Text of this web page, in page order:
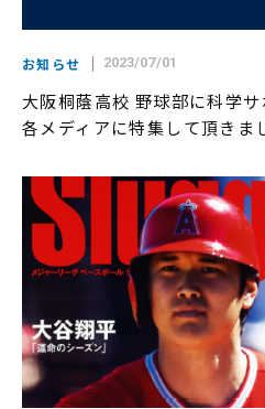
お知らせ 2023/07/01
大阪桐蔭高校 野球部に科学
各メディアに特集して頂きま